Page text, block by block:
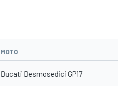
MOTO
Ducati Desmosedici GP17